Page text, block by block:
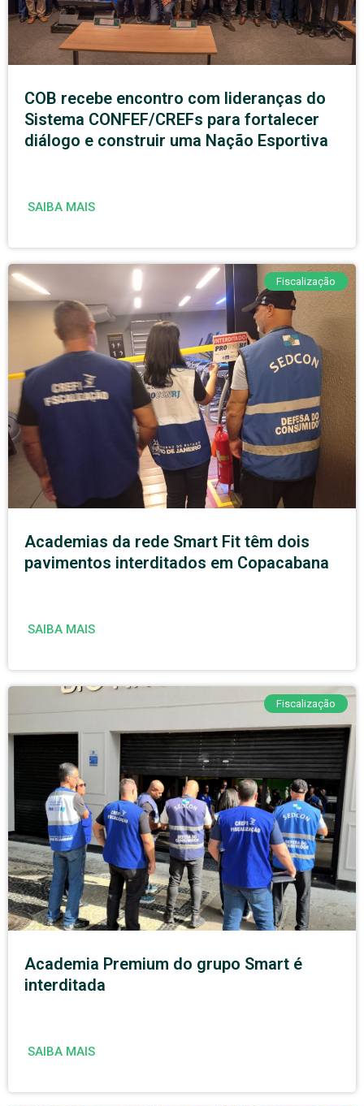
COB recebe encontro com lideranças do
Sistema CONFEF/CREFs para fortalecer
diálogo e construir uma Nação Esportiva
SAIBA MAIS
Fiscalização
Academias da rede Smart Fit têm dois
pavimentos interditados em Copacabana
SAIBA MAIS
Fiscalização
Academia Premium do grupo Smart é
interditada
SAIBA MAIS